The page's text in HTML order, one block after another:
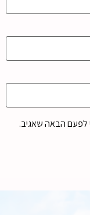
לפעם הבאה שאגיב.